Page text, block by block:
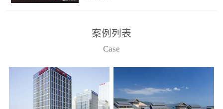
从监控主机上获取，最多
只能接6台，超过的需从现
案例列表
Case